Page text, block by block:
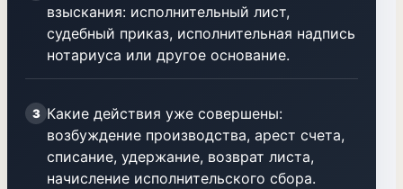
взыскания: исполнительный лист,
судебный приказ, исполнительная надпись
нотариуса или другое основание.
3 Какие действия уже совершены:
возбуждение производства, арест счета,
списание, удержание, возврат листа,
начисление исполнительского сбора.